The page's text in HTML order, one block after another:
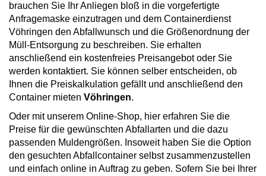
brauchen Sie Ihr Anliegen bloß in die vorgefertigte
Anfragemaske einzutragen und dem Containerdienst
Vöhringen den Abfallwunsch und die Größenordnung der
Müll-Entsorgung zu beschreiben. Sie erhalten
anschließend ein kostenfreies Preisangebot oder Sie
werden kontaktiert. Sie können selber entscheiden, ob
Ihnen die Preiskalkulation gefällt und anschließend den
Container mieten Vöhringen.
Oder mit unserem Online-Shop, hier erfahren Sie die
Preise für die gewünschten Abfallarten und die dazu
passenden Muldengrößen. Insoweit haben Sie die Option
den gesuchten Abfallcontainer selbst zusammenzustellen
und einfach online in Auftrag zu geben. Sofern Sie bei Ihrer